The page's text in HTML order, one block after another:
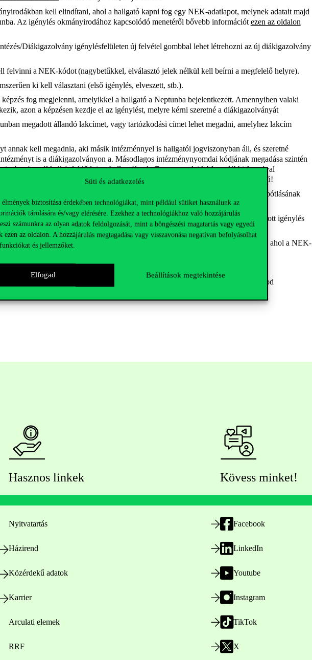
Süti és adatkezelés
biztosítása érdekében technológiákat, mint például sütiket használunk az
tárolására és/vagy elérésére. Ezekhez a technológiákhoz való hozzájárulás
számunkra az olyan adatok feldolgozását, mint a böngészési magatartás vagy egyedi
ezen az oldalon. A hozzájárulás megtagadása vagy visszavonása negatívan befolyásolhat
és jellemzőket.
Elfogad Beállítások megtekintése
kell elindítani, ahol a hallgató kapni fog egy NEK-adatlapot, melynek adatait majd
Az igénylés okmányirodához kapcsolódó menetéről bővebb információt ezen az oldalon
Diákigazolvány igénylésfelületen új felvétel gombbal lehet létrehozni az új diákigazolvány
felvinni a NEK-kódot (nagybetűkkel, elválasztó jelek nélkül kell beírni a megfelelő helyre).
ki kell választani (első igénylés, elveszett, stb.).
képzés fog megjelenni, amelyikkel a hallgató a Neptunba bejelentkezett. Amennyiben valaki
azon a képzésen kezdje el az igénylést, melyre kérni szeretné a diákigazolványát
megadott állandó lakcímet, vagy tartózkodási címet lehet megadni, amelyhez lakcím
annak kell megadnia, aki másik intézménnyel is hallgatói jogviszonyban áll, és szeretné
is a diákigazolványon a. Másodlagos intézménynyomdai kódjának megadása szintén
intézménynél kell érdeklődnie a hallgatóknak. Ez a nyomdai kód az alábbi formával
Fontos! Nem összekeverendő az intézmények OM-kódjával, ami FI01010 formájú!
legyártása díjtalan, de amennyiben az 27 igazolványt elveszítenéd a matrica pótlásának
van lehetőséged ideiglenes igazolványt kérni a Hallgatói Térben. (Ha a létrehozott igénylés
mezőben szerepel dátum, akkor továbbítottuk az igénylést.)
az Egyetem címére postázzák – külföldi cím esetén abba az okmányirodába, ahol a NEK-
amikor a diákigazolvány megérkezett, és átveheted a Hallgatói Térben.
hibát észlelsz, kérjük jelezd a neptun@uni-corvinus.hu címen, (a Neptun kódod
leírásával).
Hasznos linkek
Nyitvatartás
Házirend
Közérdekű adatok
Karrier
Arculati elemek
RRF
Kövess minket!
Facebook
LinkedIn
Youtube
Instagram
TikTok
X